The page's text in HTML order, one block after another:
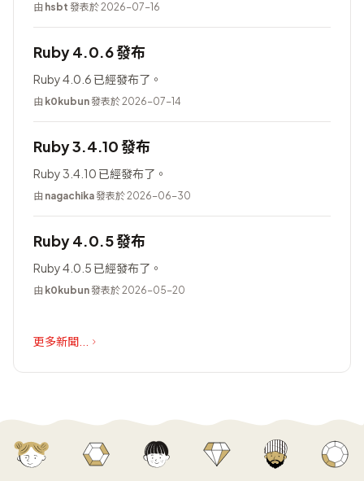
由 hsbt 發表於 2026-07-16
Ruby 4.0.6 發布
Ruby 4.0.6 已經發布了。
由 k0kubun發表於 2026-07-14
Ruby 3.4.10 發布
Ruby 3.4.10 已經發布了。
由 nagachika發表於 2026-06-30
Ruby 4.0.5 發布
Ruby 4.0.5 已經發布了。
由 k0kubun發表於 2026-05-20
更多新聞...